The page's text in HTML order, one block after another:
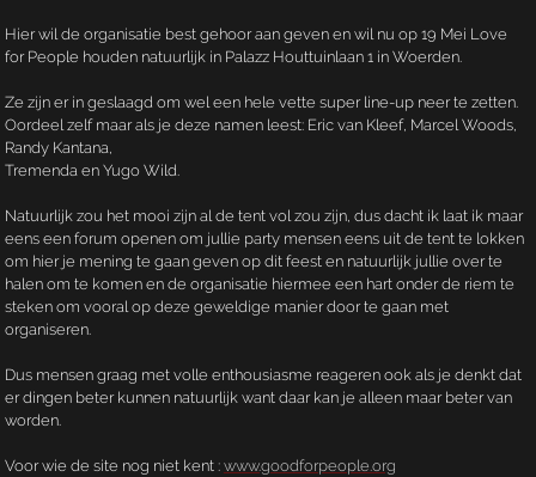
Hier wil de organisatie best gehoor aan geven en wil nu op 19 Mei Love
for People houden natuurlijk in Palazz Houttuinlaan 1 in Woerden.
Ze zijn er in geslaagd om wel een hele vette super line-up neer te zetten.
Oordeel zelf maar als je deze namen leest: Eric van Kleef, Marcel Woods,
Randy Kantana,
Tremenda en Yugo Wild.
Natuurlijk zou het mooi zijn al de tent vol zou zijn, dus dacht ik laat ik maar
eens een forum openen om jullie party mensen eens uit de tent te lokken
om hier je mening te gaan geven op dit feest en natuurlijk jullie over te
halen om te komen en de organisatie hiermee een hart onder de riem te
steken om vooral op deze geweldige manier door te gaan met
organiseren.
Dus mensen graag met volle enthousiasme reageren ook als je denkt dat
er dingen beter kunnen natuurlijk want daar kan je alleen maar beter van
worden.
Voor wie de site nog niet kent : www.goodforpeople.org